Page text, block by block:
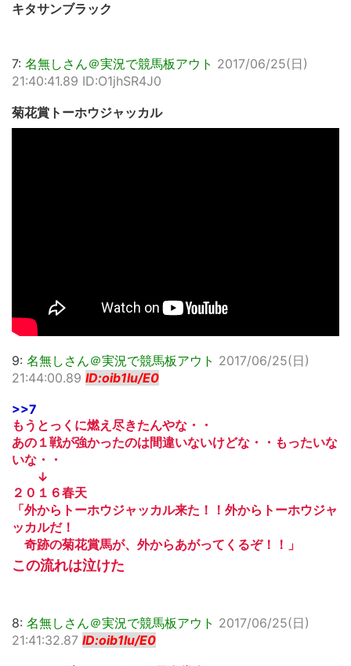
キタサンブラック
7: 名無しさん＠実況で競馬板アウト 2017/06/25(日)
21:40:41.89 ID:O1jhSR4J0
菊花賞トーホウジャッカル
9: 名無しさん＠実況で競馬板アウト 2017/06/25(日)
21:44:00.89 ID:oib1lu/E0
>>7
もうとっくに燃え尽きたんやな・・
あの１戦が強かったのは間違いないけどな・・もったいな
いな・・
↓
２０１６春天
「外からトーホウジャッカル来た！！外からトーホウジャ
ッカルだ！
奇跡の菊花賞馬が、外からあがってくるぞ！！」
この流れは泣けた
8: 名無しさん＠実況で競馬板アウト 2017/06/25(日)
21:41:32.87 ID:oib1lu/E0